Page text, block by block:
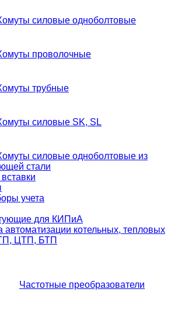
силовые одноболтовые
проволочные
трубные
силовые SK, SL
силовые одноболтовые из
стали
учета
для КИПиА
автоматизации котельных, тепловых
ЦТП, БТП
Частотные преобразователи